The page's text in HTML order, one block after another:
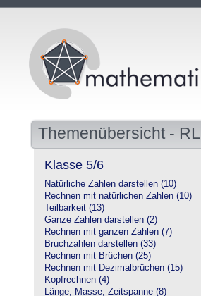
Themenübersicht -
Klasse 5/6
Natürliche Zahlen darstellen (10)
Rechnen mit natürlichen Zahlen (10)
Teilbarkeit (13)
Ganze Zahlen darstellen (2)
Rechnen mit ganzen Zahlen (7)
Bruchzahlen darstellen (33)
Rechnen mit Brüchen (25)
Rechnen mit Dezimalbrüchen (15)
Kopfrechnen (4)
Länge, Masse, Zeitspanne (8)